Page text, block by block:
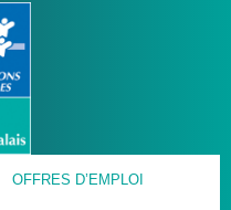
OFFRES D’EMPLOI